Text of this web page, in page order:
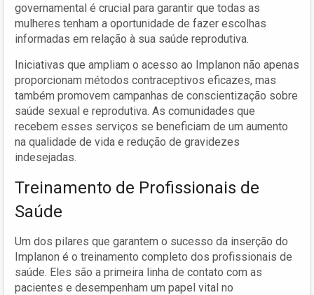
governamental é crucial para garantir que todas as
mulheres tenham a oportunidade de fazer escolhas
informadas em relação à sua saúde reprodutiva.
Iniciativas que ampliam o acesso ao Implanon não apenas
proporcionam métodos contraceptivos eficazes, mas
também promovem campanhas de conscientização sobre
saúde sexual e reprodutiva. As comunidades que
recebem esses serviços se beneficiam de um aumento
na qualidade de vida e redução de gravidezes
indesejadas.
Treinamento de Profissionais de
Saúde
Um dos pilares que garantem o sucesso da inserção do
Implanon é o treinamento completo dos profissionais de
saúde. Eles são a primeira linha de contato com as
pacientes e desempenham um papel vital no